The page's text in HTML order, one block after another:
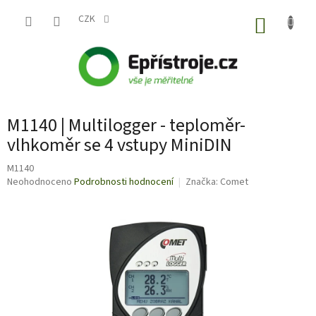
CZK
M1140 | Multilogger - teploměr-
vlhkoměr se 4 vstupy MiniDIN
M1140
Průměrné
Neohodnoceno Podrobnosti hodnocení Značka: Comet